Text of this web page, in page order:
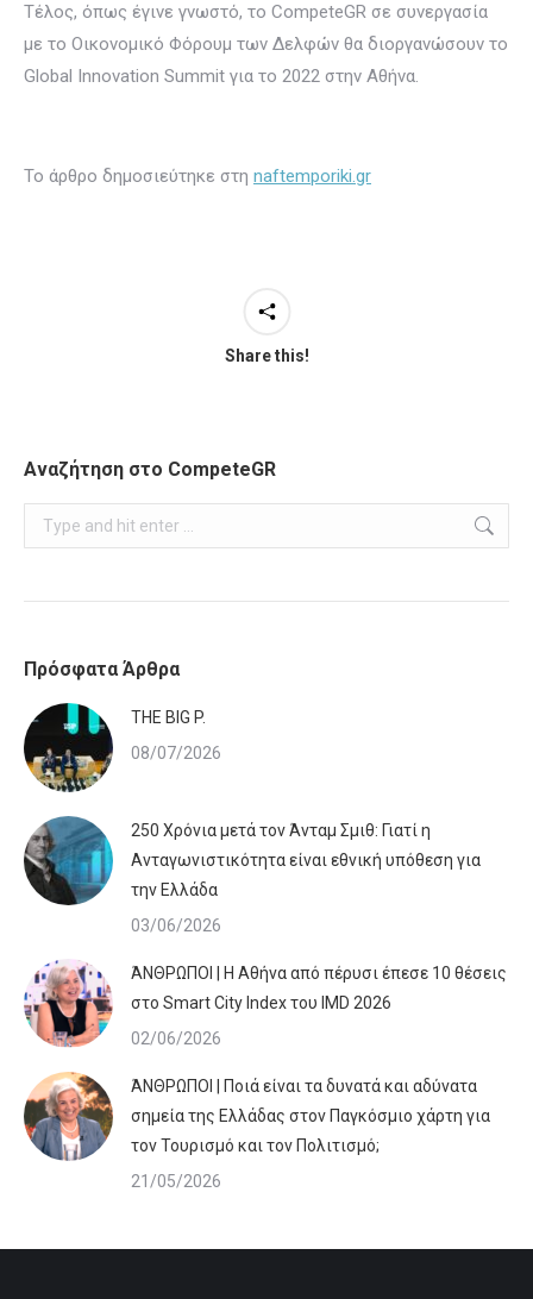
Τέλος, όπως έγινε γνωστό, το CompeteGR σε συνεργασία
με το Οικονομικό Φόρουμ των Δελφών θα διοργανώσουν το
Global Innovation Summit για το 2022 στην Αθήνα.
Το άρθρο δημοσιεύτηκε στη naftemporiki.gr
Share this!
Αναζήτηση στο CompeteGR
Search:
Πρόσφατα Άρθρα
ΤHE BIG P.
08/07/2026
250 Χρόνια μετά τον Άνταμ Σμιθ: Γιατί η
Ανταγωνιστικότητα είναι εθνική υπόθεση για
την Ελλάδα
03/06/2026
ΆΝΘΡΩΠΟΙ | Η Αθήνα από πέρυσι έπεσε 10 θέσεις
στο Smart City Index του IMD 2026
02/06/2026
ΆΝΘΡΩΠΟΙ | Ποιά είναι τα δυνατά και αδύνατα
σημεία της Ελλάδας στον Παγκόσμιο χάρτη για
τον Τουρισμό και τον Πολιτισμό;
21/05/2026